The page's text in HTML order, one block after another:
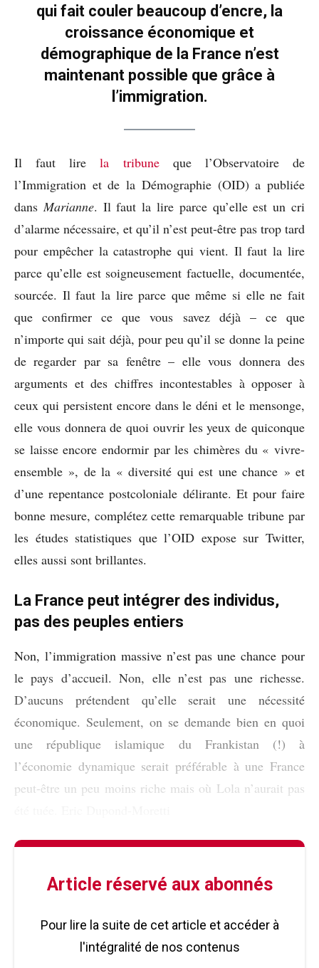
qui fait couler beaucoup d’encre, la
croissance économique et
démographique de la France n’est
maintenant possible que grâce à
l’immigration.
Il faut lirela tribuneque l’Observatoire de
l’Immigration et de la Démographie (OID) a publiée
dans Marianne. Il faut la lire parce qu’elle est un cri
d’alarme nécessaire, et qu’il n’est peut-être pas trop tard
pour empêcher la catastrophe qui vient. Il faut la lire
parce qu’elle est soigneusement factuelle, documentée,
sourcée. Il faut la lire parce que même si elle ne fait
que confirmer ce que vous savez déjà – ce que
n’importe qui sait déjà, pour peu qu’il se donne la peine
de regarder par sa fenêtre – elle vous donnera des
arguments et des chiffres incontestables à opposer à
ceux qui persistent encore dans le déni et le mensonge,
elle vous donnera de quoi ouvrir les yeux de quiconque
se laisse encore endormir par les chimères du « vivre-
ensemble », de la « diversité qui est une chance » et
d’une repentance postcoloniale délirante. Et pour faire
bonne mesure, complétez cette remarquable tribune par
les études statistiques que l’OID expose sur Twitter,
elles aussi sont brillantes.
La France peut intégrer des individus,
pas des peuples entiers
Non, l’immigration massive n’est pas une chance pour
le pays d’accueil. Non, elle n’est pas une richesse.
D’aucuns prétendent qu’elle serait une nécessité
économique. Seulement, on se demande bien en quoi
une république islamique du Frankistan (!) à
l’économie dynamique serait préférable à une France
peut-être un peu moins riche mais où Lola n’aurait pas
Article réservé aux abonnés
Pour lire la suite de cet article et accéder à
l'intégralité de nos contenus